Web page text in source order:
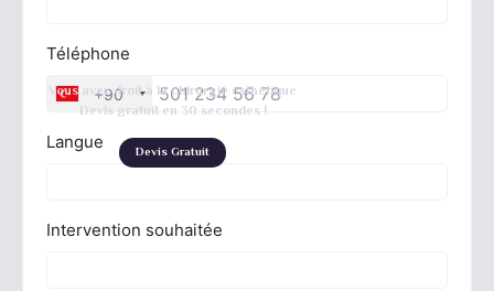
Vous avez droit à la chirurgie esthétique
Devis gratuit en 30 secondes !
Devis Gratuit